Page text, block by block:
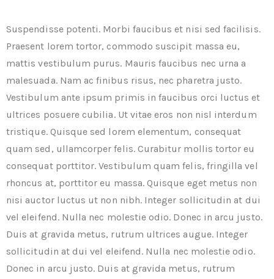
Suspendisse potenti. Morbi faucibus et nisi sed facilisis.
Praesent lorem tortor, commodo suscipit massa eu,
mattis vestibulum purus. Mauris faucibus nec urna a
malesuada. Nam ac finibus risus, nec pharetra justo.
Vestibulum ante ipsum primis in faucibus orci luctus et
ultrices posuere cubilia. Ut vitae eros non nisl interdum
tristique. Quisque sed lorem elementum, consequat
quam sed, ullamcorper felis. Curabitur mollis tortor eu
consequat porttitor. Vestibulum quam felis, fringilla vel
rhoncus at, porttitor eu massa. Quisque eget metus non
nisi auctor luctus ut non nibh. Integer sollicitudin at dui
vel eleifend. Nulla nec molestie odio. Donec in arcu justo.
Duis at gravida metus, rutrum ultrices augue. Integer
sollicitudin at dui vel eleifend. Nulla nec molestie odio.
Donec in arcu justo. Duis at gravida metus, rutrum